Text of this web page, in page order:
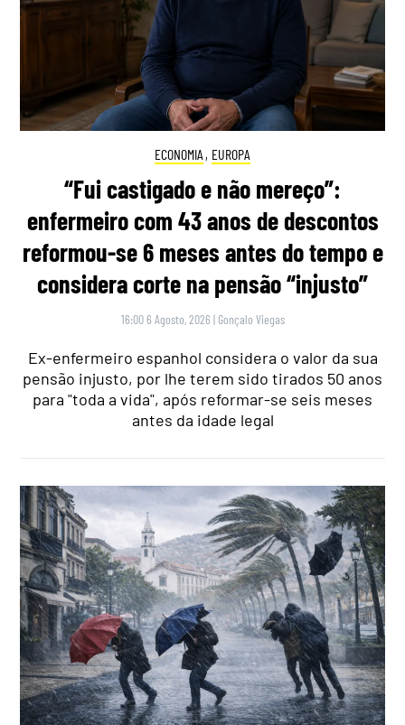
ECONOMIA , EUROPA
“Fui castigado e não mereço”:
enfermeiro com 43 anos de descontos
reformou-se 6 meses antes do tempo e
considera corte na pensão “injusto”
16:00 6 Agosto, 2026 | Gonçalo Viegas
Ex-enfermeiro espanhol considera o valor da sua
pensão injusto, por lhe terem sido tirados 50 anos
para "toda a vida", após reformar-se seis meses
antes da idade legal